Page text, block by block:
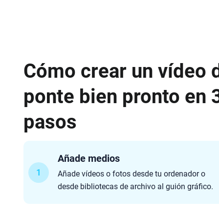
Cómo crear un vídeo
ponte bien pronto en
pasos
1
Añade medios
Añade vídeos o fotos desde tu ordenador o
desde bibliotecas de archivo al guión gráfico.